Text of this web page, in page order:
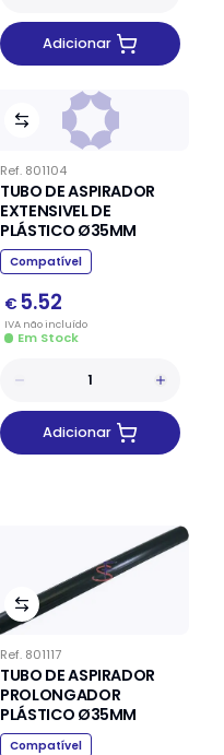
Adicionar
Ref. 801104
TUBO DE ASPIRADOR
EXTENSIVEL DE
PLÁSTICO Ø35MM
Compatível
€ 5.52
IVA nãoincluído
Em Stock
Adicionar
Ref. 801117
TUBO DE ASPIRADOR
PROLONGADOR
PLÁSTICO Ø35MM
Compatível